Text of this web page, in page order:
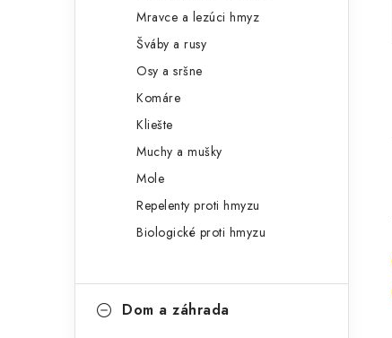
Mravce a lezúci hmyz
Šváby a rusy
Osy a sršne
Komáre
Kliešte
Muchy a mušky
Mole
Repelenty proti hmyzu
Biologické proti hmyzu
Dom a záhrada